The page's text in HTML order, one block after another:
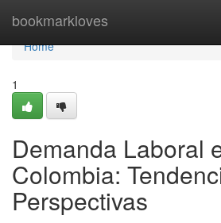
bookmarkloves
Home
Home
1
Demanda Laboral
Colombia:
Perspectivas